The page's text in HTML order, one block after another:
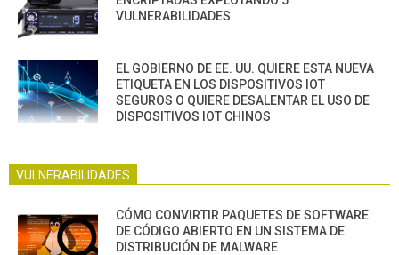
VULNERABILIDADES
EL GOBIERNO DE EE. UU. QUIERE ESTA NUEVA
ETIQUETA EN LOS DISPOSITIVOS IOT
SEGUROS O QUIERE DESALENTAR EL USO DE
DISPOSITIVOS IOT CHINOS
VULNERABILIDADES
CÓMO CONVIRTIR PAQUETES DE SOFTWARE
DE CÓDIGO ABIERTO EN UN SISTEMA DE
DISTRIBUCIÓN DE MALWARE